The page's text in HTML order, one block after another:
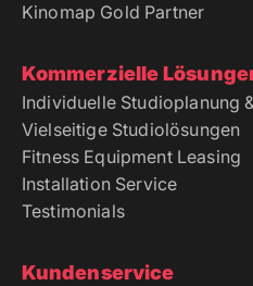
Kinomap Gold Partner
Kommerzielle
Individuelle Studioplanung
Vielseitige Studiolösungen
Fitness Equipment Leasing
Installation Service
Testimonials
Kundenservice